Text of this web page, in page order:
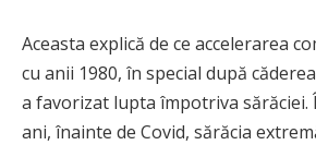
Aceasta explică de ce accelerarea
cu anii 1980, în special după
a favorizat lupta împotriva sărăciei.
ani, înainte de Covid, sărăcia